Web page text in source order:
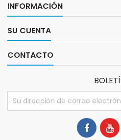
INFORMACIÓN
SU CUENTA
CONTACTO